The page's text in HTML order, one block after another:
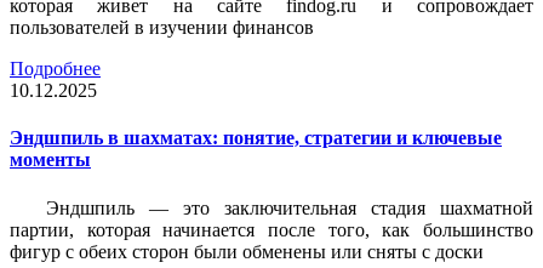
которая живет на сайте findog.ru и сопровождает
пользователей в изучении финансов
Подробнее
10.12.2025
Эндшпиль в шахматах: понятие, стратегии и ключевые
моменты
Эндшпиль — это заключительная стадия шахматной
партии, которая начинается после того, как большинство
фигур с обеих сторон были обменены или сняты с доски